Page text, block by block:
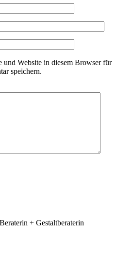
und Website in diesem Browser für
speichern.
+ Gestaltberaterin